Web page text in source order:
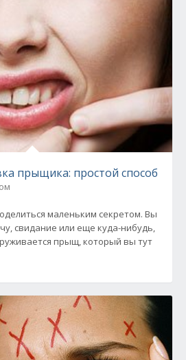
прыщика: простой способ
маленьким секретом. Вы
свидание или еще куда-нибудь,
прыщ, который вы тут